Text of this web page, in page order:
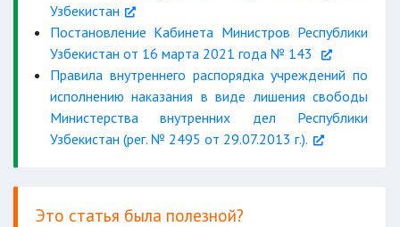
Узбекистан
Постановление Кабинета Министров Республики
Узбекистан от 16 марта 2021 года № 143
Правила внутреннего распорядка учреждений по
исполнению наказания в виде лишения свободы
Министерства внутренних дел Республики
Узбекистан (рег. № 2495 от 29.07.2013 г.).
Это статья была полезной?